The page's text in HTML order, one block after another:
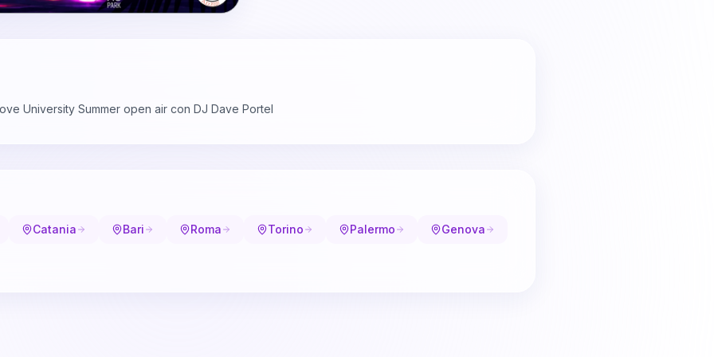
University Summer open air con DJ Dave Portel
Catania Bari Roma Torino Palermo Genova